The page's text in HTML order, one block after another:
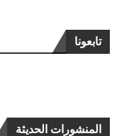
تابعونا
المنشورات الحديثة